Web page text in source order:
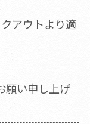
アウトより適
願い申し上げ